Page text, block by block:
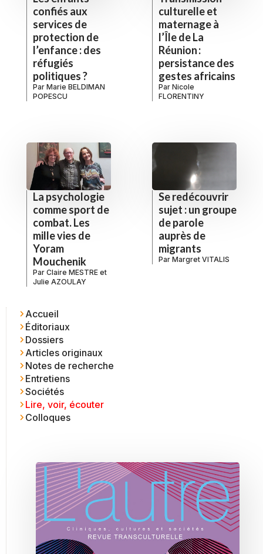
confiés aux
services de
protection de
l’enfance : des
réfugiés
politiques ?
Par Marie BELDIMAN
POPESCU
culturelle et
maternage à
l’Île de La
Réunion :
persistance des
gestes africains
Par Nicole
FLORENTINY
La psychologie
comme sport de
combat. Les
mille vies de
Yoram
Mouchenik
Par Claire MESTRE et
Julie AZOULAY
Se redécouvrir
sujet : un groupe
de parole
auprès de
migrants
Par Margret VITALIS
Accueil
Éditoriaux
Dossiers
Articles originaux
Notes de recherche
Entretiens
Sociétés
Lire, voir, écouter
Colloques